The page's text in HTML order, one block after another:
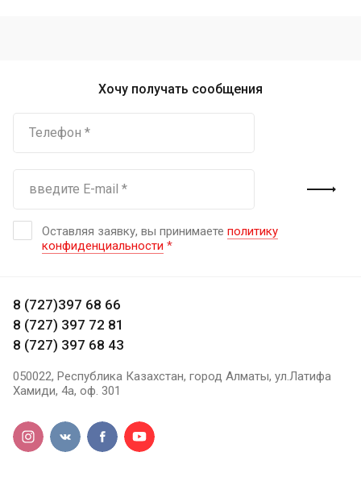
Хочу получать сообщения
Оставляя заявку, вы принимаете политику
конфиденциальности *
8 (727)397 68 66
8 (727) 397 72 81
8 (727) 397 68 43
050022, Республика Казахстан, город Алматы, ул.Латифа
Хамиди, 4а, оф. 301